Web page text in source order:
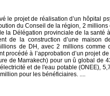
le projet de réalisation d’un hôpital
du Conseil de la région, 2
la Délégation provinciale de la santé
de la construction d’une maison
de DH, avec 2 millions
procédé à l’approbation d’un projet
de Marrakech) pour un û global de
et de l'eau potable (ONEE),
pour les bénéficiaires. ....